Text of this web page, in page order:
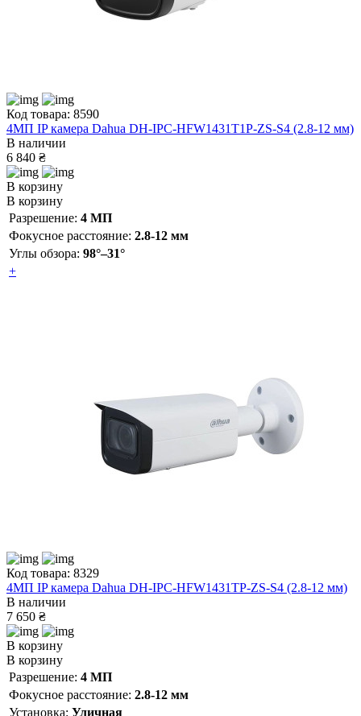
Код товара: 8590
4МП IP камера Dahua DH-IPC-HFW1431T1P-ZS-S4 (2.8-12 мм)
В наличии
6 840 ₴
В корзину
В корзину
Разрешение: 4 МП
Фокусное расстояние: 2.8-12 мм
Углы обзора: 98°–31°
+
Код товара: 8329
4МП IP камера Dahua DH-IPC-HFW1431TP-ZS-S4 (2.8-12 мм)
В наличии
7 650 ₴
В корзину
В корзину
Разрешение: 4 МП
Фокусное расстояние: 2.8-12 мм
Установка: Уличная